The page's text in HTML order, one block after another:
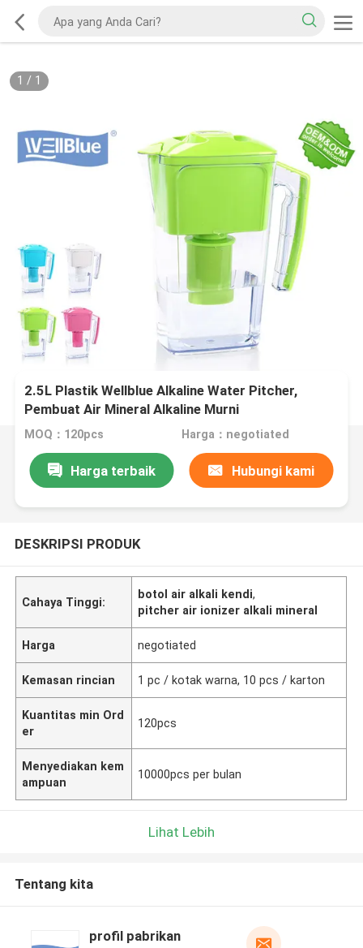
1 / 1
2.5L Plastik Wellblue Alkaline Water Pitcher,
Pembuat Air Mineral Alkaline Murni
MOQ：120pcs Harga：negotiated
Harga terbaik Hubungi kami
DESKRIPSI PRODUK
Cahaya Tinggi:
botol air alkali kendi,
pitcher air ionizer alkali mineral
Harga negotiated
Kemasan rincian 1 pc / kotak warna, 10 pcs / karton
Kuantitas min Ord
er
120pcs
Menyediakan kem
ampuan
10000pcs per bulan
Lihat Lebih
Tentang kita
profil pabrikan